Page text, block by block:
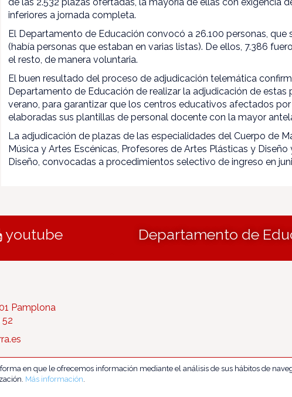
de las 2.532 plazas ofertadas, la mayoría de ellas con exigencia
inferiores a jornada completa.
El Departamento de Educación convocó a 26.100 personas,
(había personas que estaban en varias listas). De ellos, 7.386
el resto, de manera voluntaria.
El buen resultado del proceso de adjudicación telemática
Departamento de Educación de realizar la adjudicación de
verano, para garantizar que los centros educativos afectados
elaboradas sus plantillas de personal docente con la mayor
La adjudicación de plazas de las especialidades del Cuerpo de
Música y Artes Escénicas, Profesores de Artes Plásticas y
Diseño, convocadas a procedimientos selectivo de ingreso en
youtube Departamento de
Pamplona
en que le ofrecemos información mediante el análisis de sus hábitos de
Más información.